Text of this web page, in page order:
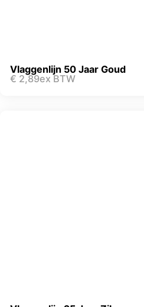
Vlaggenlijn 50 Jaar Goud
€ 2,89ex BTW